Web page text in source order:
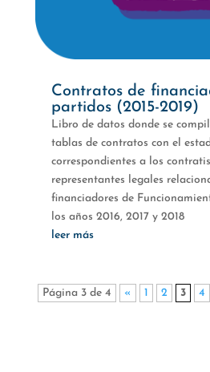
Contratos de
partidos (2015-2019)
Libro de datos donde se
tablas de contratos con el
correspondientes a los
representantes legales
financiadores de
los años 2016, 2017 y 2018
leer más
Página 3 de 4 « 1 2 3 4